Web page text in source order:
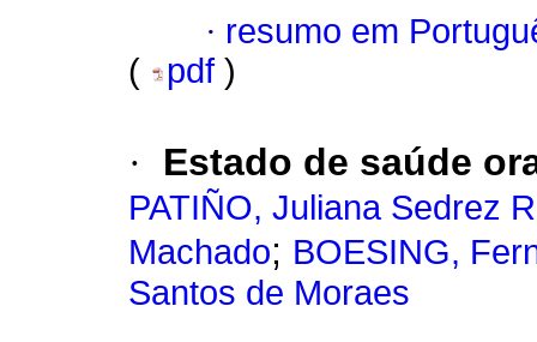
· resumo em
(
pdf )
· Estado de saúde
PATIÑO, Juliana Sedrez
Machado; BOESING,
Santos de Moraes